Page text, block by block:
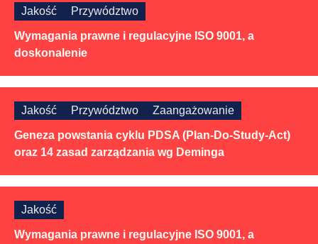
Jakość Przywództwo
Wymagania prawne i regulacyjne ISO 9001, a
doskonalenie
Jakość Przywództwo Zaangażowanie
Geneza powstania cyklu PDSA (Plan-Do-Study-Act)
oraz 14 zasad zarządzania wg Deminga
Jakość
Wymagania prawne i regulacyjne ISO 9001, a